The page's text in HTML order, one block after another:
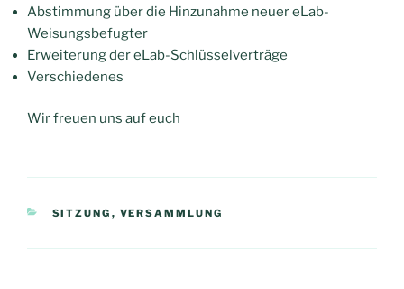
Abstimmung über die Hinzunahme neuer eLab-
Weisungsbefugter
Erweiterung der eLab-Schlüsselverträge
Verschiedenes
Wir freuen uns auf euch
KATEGORIEN
SITZUNG , VERSAMMLUNG